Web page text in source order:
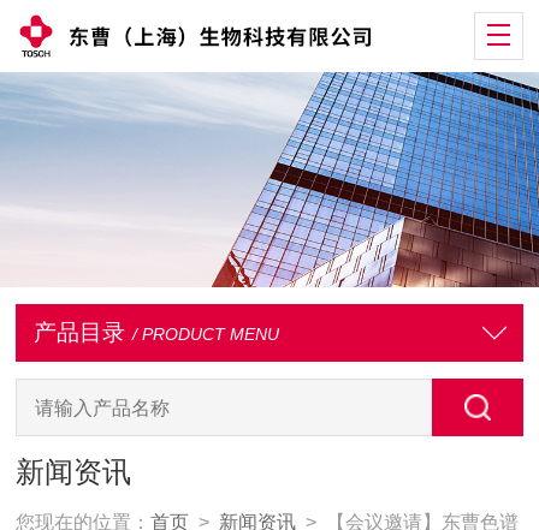
产品目录 / PRODUCT MENU
新闻资讯
您现在的位置：首页 > 新闻资讯 > 【会议邀请】东曹色谱